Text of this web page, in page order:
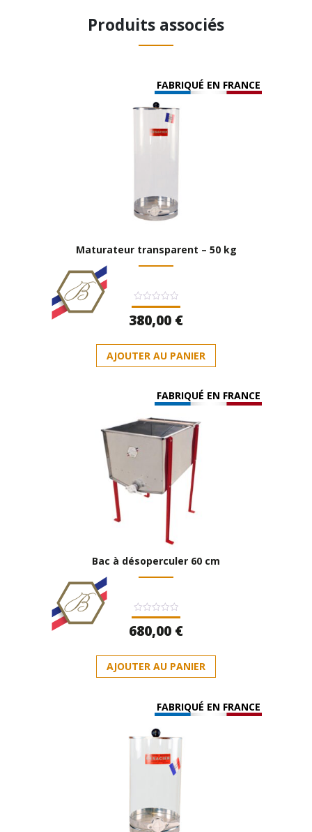
Produits associés
FABRIQUÉ EN FRANCE
Maturateur transparent – 50 kg
Note
0
sur
380,00 €
AJOUTER AU PANIER
FABRIQUÉ EN FRANCE
Bac à désoperculer 60 cm
Note
0
sur
680,00 €
AJOUTER AU PANIER
FABRIQUÉ EN FRANCE